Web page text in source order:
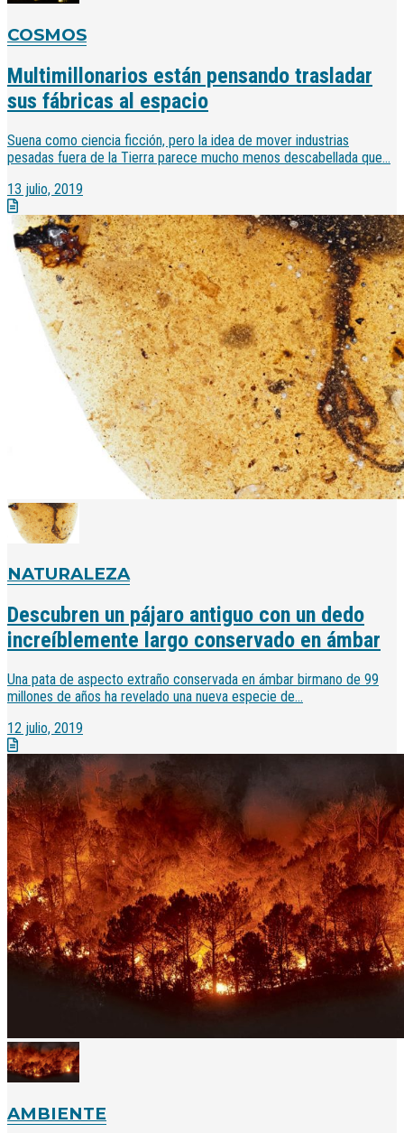
COSMOS
Multimillonarios están pensando trasladar
sus fábricas al espacio
Suena como ciencia ficción, pero la idea de mover industrias
pesadas fuera de la Tierra parece mucho menos descabellada que...
13 julio, 2019
NATURALEZA
Descubren un pájaro antiguo con un dedo
increíblemente largo conservado en ámbar
Una pata de aspecto extraño conservada en ámbar birmano de 99
millones de años ha revelado una nueva especie de...
12 julio, 2019
AMBIENTE